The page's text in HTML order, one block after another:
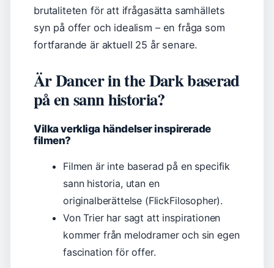
brutaliteten för att ifrågasätta samhällets
syn på offer och idealism – en fråga som
fortfarande är aktuell 25 år senare.
Är Dancer in the Dark baserad
på en sann historia?
Vilka verkliga händelser inspirerade
filmen?
Filmen är inte baserad på en specifik
sann historia, utan en
originalberättelse (FlickFilosopher).
Von Trier har sagt att inspirationen
kommer från melodramer och sin egen
fascination för offer.